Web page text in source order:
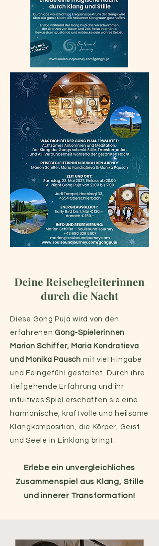
Deine Reisebegleiterinnen
durch die Nacht
Diese Gong Puja wird von den
erfahrenenGong-Spielerinnen
Marion Schiffer, Maria Kondratieva
und Monika Pausch mit viel Hingabe
und Feingefühl gestaltet. Durch ihre
tiefgehende Erfahrung und ihr
intuitives Spiel erschaffen sie eine
harmonische, kraftvolle und heilsame
Klangkomposition, die Körper, Geist
und Seele in Einklang bringt.
Erlebe ein unvergleichliches
Zusammenspiel aus Klang, Stille
und innerer Transformation!